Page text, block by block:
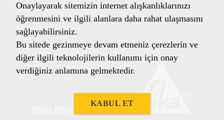
34841 Maltepe/İstanbul
Türkiye
Onaylayarak sitemizin internet alışkanlıklarınızı
öğrenmesini ve ilgili alanlara daha rahat ulaşmasını
sağlayabilirsiniz.
Bu sitede gezinmeye devam etmeniz çerezlerin ve
diğer ilgili teknolojilerin kullanımı için onay
verdiğiniz anlamına gelmektedir.
KABUL ET